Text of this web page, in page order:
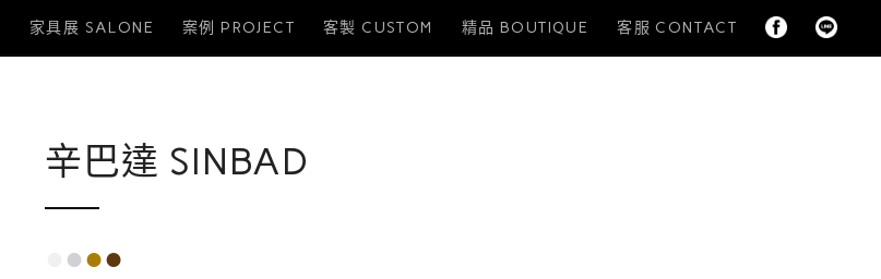
家具展 SALONE 案例 PROJECT 客製 CUSTOM 精品 BOUTIQUE 客服 CONTACT
辛巴達 SINBAD
●●●